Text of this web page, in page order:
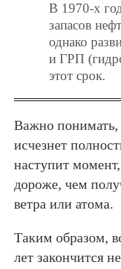
В 1970-х
запасов
однако
и ГРП
этот срок.
Важно понимать,
исчезнет
наступит
дороже, чем
ветра или атома.
Таким образом,
лет закончится